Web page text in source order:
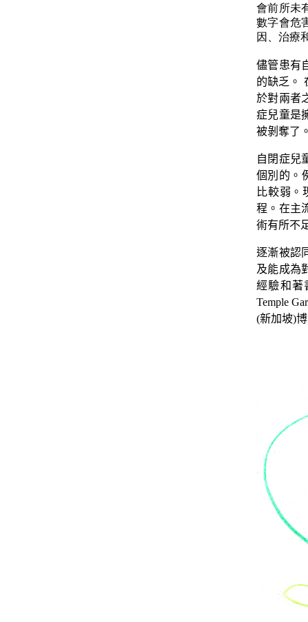
會前所未
數字會危
因、治療
儘管患有
的缺乏。
於對兩者
症兒童是
被剝奪了
自閉症兒
個別的。
比較弱。
程。在主
術有所不
逐漸被認
及能成為
經驗和著
Temple
(新加坡)